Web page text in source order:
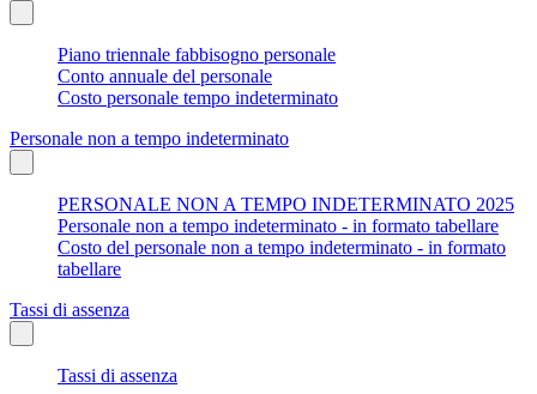
Piano triennale fabbisogno personale
Conto annuale del personale
Costo personale tempo indeterminato
Personale non a tempo indeterminato
PERSONALE NON A TEMPO INDETERMINATO 2025
Personale non a tempo indeterminato - in formato tabellare
Costo del personale non a tempo indeterminato - in formato
tabellare
Tassi di assenza
Tassi di assenza